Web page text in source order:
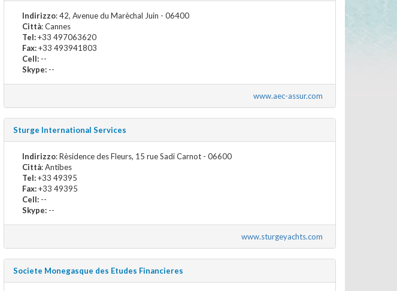
Indirizzo: 42, Avenue du Marèchal Juin - 06400
Città: Cannes
Tel:+33 497063620
Fax:+33 493941803
Cell: --
Skype: --
www.aec-assur.com
Sturge International Services
Indirizzo: Rèsidence des Fleurs, 15 rue Sadi Carnot - 06600
Città: Antibes
Tel:+33 49395
Fax:+33 49395
Cell: --
Skype: --
www.sturgeyachts.com
Societe Monegasque des Etudes Financieres